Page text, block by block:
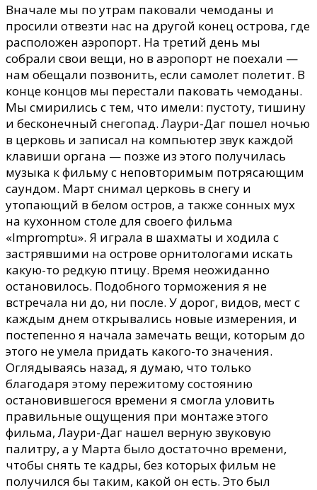
Вначале мы по утрам паковали чемоданы и
просили отвезти нас на другой конец острова, где
расположен аэропорт. На третий день мы
собрали свои вещи, но в аэропорт не поехали —
нам обещали позвонить, если самолет полетит. В
конце концов мы перестали паковать чемоданы.
Мы смирились с тем, что имели: пустоту, тишину
и бесконечный снегопад. Лаури-Даг пошел ночью
в церковь и записал на компьютер звук каждой
клавиши органа — позже из этого получилась
музыка к фильму с неповторимым потрясающим
саундом. Март снимал церковь в снегу и
утопающий в белом остров, а также сонных мух
на кухонном столе для своего фильма
«Impromptu». Я играла в шахматы и ходила с
застрявшими на острове орнитологами искать
какую-то редкую птицу. Время неожиданно
остановилось. Подобного торможения я не
встречала ни до, ни после. У дорог, видов, мест с
каждым днем открывались новые измерения, и
постепенно я начала замечать вещи, которым до
этого не умела придать какого-то значения.
Оглядываясь назад, я думаю, что только
благодаря этому пережитому состоянию
остановившегося времени я смогла уловить
правильные ощущения при монтаже этого
фильма, Лаури-Даг нашел верную звуковую
палитру, а у Марта было достаточно времени,
чтобы снять те кадры, без которых фильм не
получился бы таким, какой он есть. Это был